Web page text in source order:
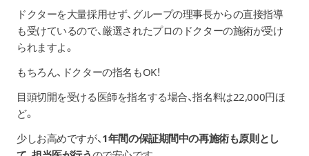
ドクターを大量採用せず、グループの理事長からの直接指導
も受けているので、厳選されたプロのドクターの施術が受け
られますよ。
もちろん、ドクターの指名もOK！
目頭切開を受ける医師を指名する場合、指名料は22,000円ほ
ど。
少しお高めですが、1年間の保証期間中の再施術も原則とし